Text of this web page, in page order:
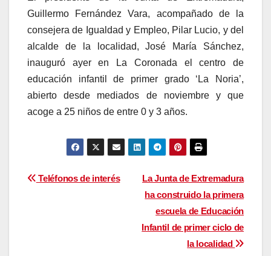
Guillermo Fernández Vara, acompañado de la
consejera de Igualdad y Empleo, Pilar Lucio, y del
alcalde de la localidad, José María Sánchez,
inauguró ayer en La Coronada el centro de
educación infantil de primer grado ‘La Noria’,
abierto desde mediados de noviembre y que
acoge a 25 niños de entre 0 y 3 años.
Navegación
La Junta de Extremadura
ha construido la primera
escuela de Educación
Infantil de primer ciclo de
la localidad
Teléfonos de interés